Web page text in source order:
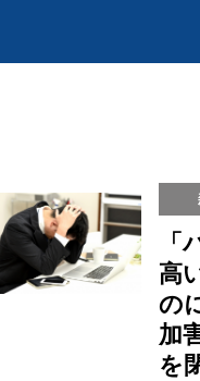
高
の
加
を